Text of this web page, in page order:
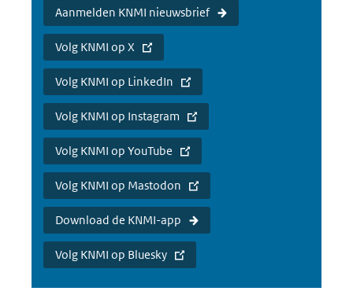
Aanmelden KNMI nieuwsbrief
Volg KNMI op X
Volg KNMI op LinkedIn
Volg KNMI op Instagram
Volg KNMI op YouTube
Volg KNMI op Mastodon
Download de KNMI-app
Volg KNMI op Bluesky